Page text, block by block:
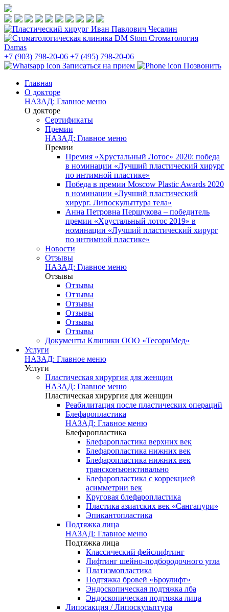
Стоматология
Damas
+7 (903) 798-20-06 +7 (495) 798-20-06
Записаться на прием
Позвонить
Главная
О докторе
НАЗАД: Главное меню
О докторе
Сертификаты
Премии
НАЗАД: Главное меню
Премии
Премия «Хрустальный Лотос» 2020: победа
в номинации «Лучший пластический хирург
по интимной пластике»
Победа в премии Moscow Plastic Awards 2020
в номинации «Лучший пластический
хирург. Липоскульптура тела»
Анна Петровна Першукова – победитель
премии «Хрустальный лотос 2019» в
номинации «Лучший пластический хирург
по интимной пластике»
Новости
Отзывы
НАЗАД: Главное меню
Отзывы
Отзывы
Отзывы
Отзывы
Отзывы
Отзывы
Отзывы
Документы Клиники ООО «ТесориМед»
Услуги
НАЗАД: Главное меню
Услуги
Пластическая хирургия для женщин
НАЗАД: Главное меню
Пластическая хирургия для женщин
Реабилитация после пластических операций
Блефаропластика
НАЗАД: Главное меню
Блефаропластика
Блефаропластика верхних век
Блефаропластика нижних век
Блефаропластика нижних век
трансконъюнктивально
Блефаропластика с коррекцией
асимметрии век
Круговая блефаропластика
Пластика азиатских век «Сангапури»
Эпикантопластика
Подтяжка лица
НАЗАД: Главное меню
Подтяжка лица
Классический фейслифтинг
Лифтинг шейно-подбородочного угла
Платизмопластика
Подтяжка бровей «Броулифт»
Эндоскопическая подтяжка лба
Эндоскопическая подтяжка лица
Липосакция / Липоскульптура